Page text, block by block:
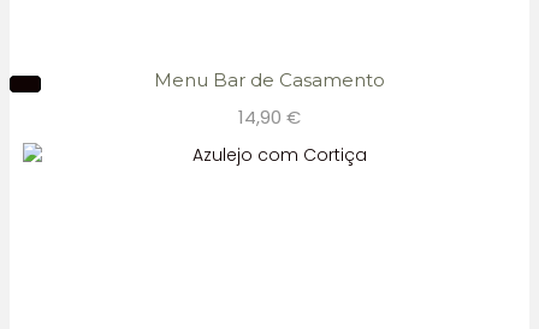
Menu Bar de Casamento
14,90 €